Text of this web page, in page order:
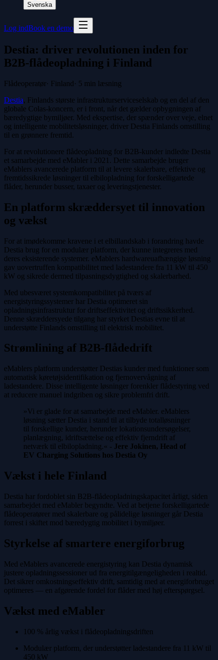
Svenska
Log indBook en demo
Destia: driver revolutionen inden for
B2B-flådeopladning i Finland
Flådeoperatør· Finland· 5 min læsning
Destia, Finlands største infrastrukturserviceselskab og en del af den
globale Colas-koncern, er i front, når det gælder opbygningen af
bæredygtige bymiljøer. Med ekspertise, der spænder over veje, elnet
og intelligente mobilitetsløsninger, driver Destia Finlands omstilling
til en grønnere fremtid.
For at revolutionere flådeopladning for B2B-kunder indledte Destia
et samarbejde med eMabler i 2021. Dette samarbejde bruger
eMablers avancerede platform til at levere skalerbare, effektive og
fremtidssikrede løsninger til elbilopladning for forskelligartede
flåder, herunder busser, taxaer og leveringstjenester.
En platform skræddersyet til innovation
og vækst
For at imødekomme kravene i et elbillandskab i forandring havde
Destia brug for en modulær platform, der kunne integreres med
deres eksisterende systemer. eMablers hardwareuafhængige løsning
gav uovertruffen kompatibilitet med ladestandere fra 11 kW til 450
kW og sikrede dermed tilpasningsdygtighed og skalerbarhed.
Med ubesværet systemkompatibilitet på tværs af
energistyringssystemer har Destia optimeret sin
opladningsinfrastruktur for driftseffektivitet og driftssikkerhed.
Denne skræddersyede tilgang har styrket Destias evne til at
understøtte Finlands omstilling til elektrisk mobilitet.
Strømlining af B2B-flådedrift
eMablers platform understøtter Destias kunder med funktioner som
automatisk køretøjsidentifikation og fjernovervågning af
ladestandere. Disse intelligente løsninger forenkler flådestyring ved
at reducere manuel indgriben og sikre problemfri drift.
»Vi er glade for at samarbejde med eMabler. eMablers
løsning sætter Destia i stand til at tilbyde totalløsninger
til forskellige kunder, herunder lokationsundersøgelser,
planlægning, idriftsættelse og effektiv fjerndrift af
netværk til elbilopladning.« - Jere Jokinen, Head of
EV Charging Solutions hos Destia Oy
Vækst i hele Finland
Destia har fordoblet sin B2B-flådeopladningskapacitet årligt, siden
samarbejdet med eMabler begyndte. Ved at betjene forskelligartede
flådeoperatører med skalerbare og pålidelige løsninger går Destia
forrest i skiftet mod bæredygtig mobilitet i bymiljøer.
Styrkelse af smartere energiforbrug
Med eMablers avancerede energistyring kan Destia dynamisk
justere opladningssessioner ud fra energitilgængeligheden i realtid.
Det sikrer omkostningseffektiv drift, samtidig med at energiforbruget
optimeres — en afgørende fordel for flåder med høj efterspørgsel.
Vækst med eMabler
100 % årlig vækst i flådeopladningsdriften
Modulær platform, der understøtter ladestandere fra 11 kW til
450 kW